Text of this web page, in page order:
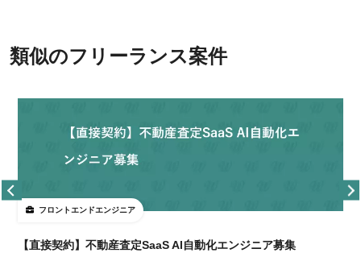
類似のフリーランス案件
フロントエンドエンジニア
【直接契約】不動産査定SaaS AI自動化エンジニア募集